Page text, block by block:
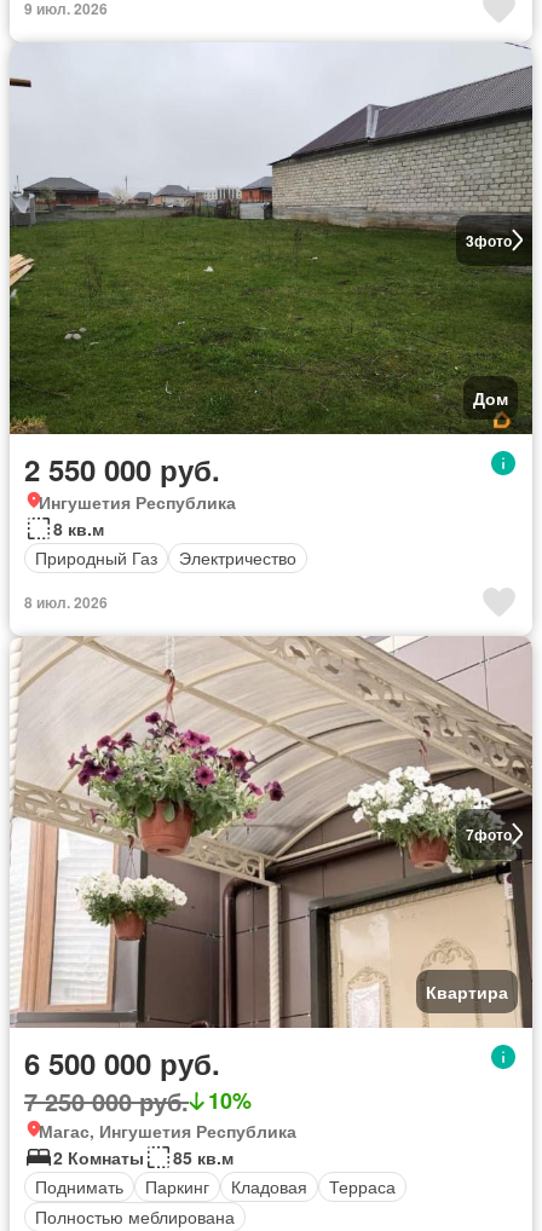
9 июл. 2026
3фото
Дом
2 550 000 руб.
Ингушетия Республика
8 кв.м
Природный Газ
Электричество
8 июл. 2026
7фото
Квартира
6 500 000 руб.
7 250 000 руб. 10%
Магас, Ингушетия Республика
2 Комнаты
85 кв.м
Поднимать
Паркинг Кладовая
Терраса
Полностью меблирована